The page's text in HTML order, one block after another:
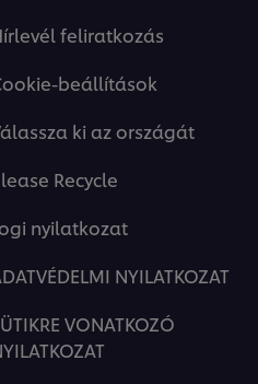
feliratkozás
beállítások
ki az országát
Recycle
nyilatkozat
NYILATKOZAT
VONATKOZÓ